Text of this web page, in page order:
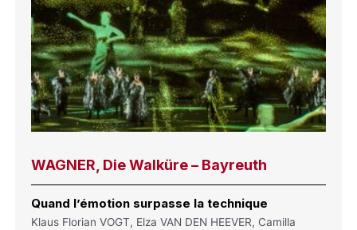
WAGNER, Die Walküre – Bayreuth
Quand l’émotion surpasse la technique
Klaus Florian VOGT, Elza VAN DEN HEEVER, Camilla